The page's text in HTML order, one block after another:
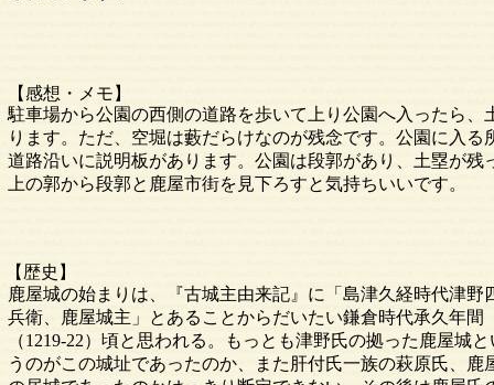
【感想・メモ】
駐車場から公園の西側の道路を歩いて上り公園へ入ったら
ります。ただ、空堀は藪だらけなのが残念です。公園に入
道路沿いに説明板があります。公園は段郭があり、土塁が
上の郭から段郭と鹿屋市街を見下ろすと気持ちいいです。
【歴史】
鹿屋城の始まりは、『古城主由来記』に「島津久経時代津野
兵衛、鹿屋城主」とあることからだいたい鎌倉時代承久年間
（1219-22）頃と思われる。もっとも津野氏の拠った鹿屋城と
うのがこの城址であったのか、また肝付氏一族の萩原氏、鹿